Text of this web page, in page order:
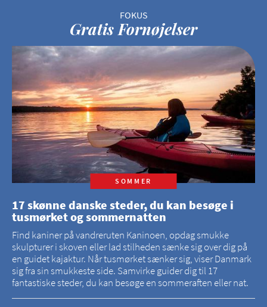
Gratis Fornøjelser
SOMMER
17 skønne danske steder, du kan besøge i
tusmørket og sommernatten
Find kaniner på vandreruten Kaninoen, opdag smukke
skulpturer i skoven eller lad stilheden sænke sig over dig på
en guidet kajaktur. Når tusmørket sænker sig, viser Danmark
sig fra sin smukkeste side. Samvirke guider dig til 17
fantastiske steder, du kan besøge en sommeraften eller nat.